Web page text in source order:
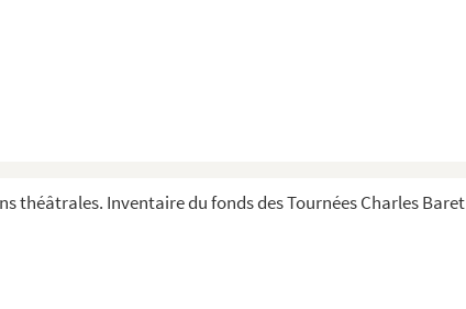
théâtrales. Inventaire du fonds des Tournées Charles Baret